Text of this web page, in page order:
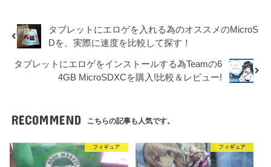
タブレットにエロゲを入れる為のオススメのMicroS
Dを、実際に速度を比較して探す！
タブレットにエロゲをインストールする為Teamの6
4GB MicroSDXCを購入!比較＆レビュー!
RECOMMEND こちらの記事も人気です。
フィギュア フィギュア